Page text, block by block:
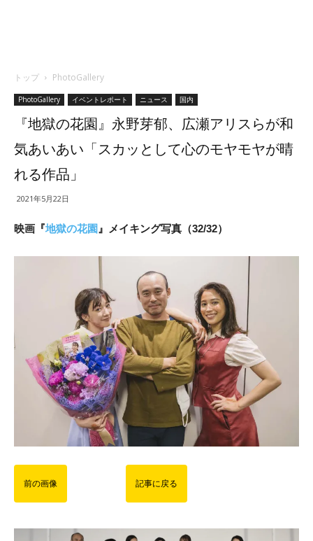
トップ PhotoGallery
PhotoGallery イベントレポート ニュース 国内
『地獄の花園』永野芽郁、広瀬アリスらが和
気あいあい「スカッとして心のモヤモヤが晴
れる作品」
2021年5月22日
映画『地獄の花園 』メイキング写真（32/32）
前の画像 記事に戻る